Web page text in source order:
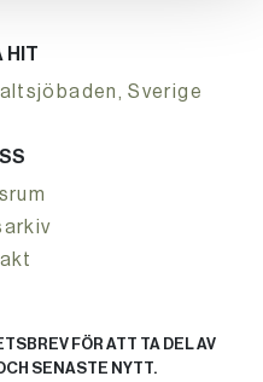
HIT
Sverige
FÖR ATT TA DEL AV
SENASTE NYTT.